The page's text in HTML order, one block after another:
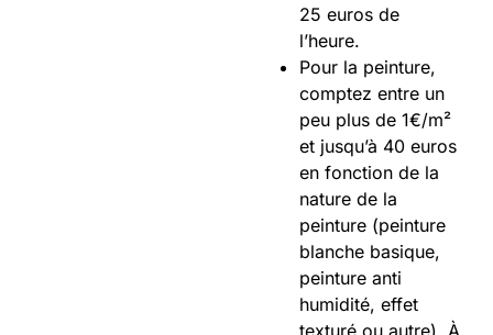
25 euros de
l’heure.
Pour la peinture,
comptez entre un
peu plus de 1€/m²
et jusqu’à 40 euros
en fonction de la
nature de la
peinture (peinture
blanche basique,
peinture anti
humidité, effet
texturé ou autre). À